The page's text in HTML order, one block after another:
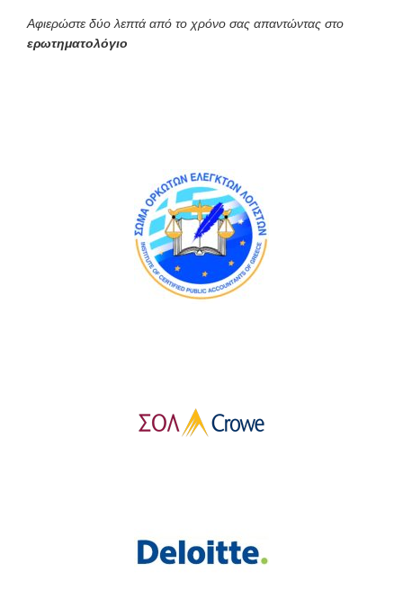
Αφιερώστε δύο λεπτά από το χρόνο σας απαντώντας στο
ερωτηματολόγιο